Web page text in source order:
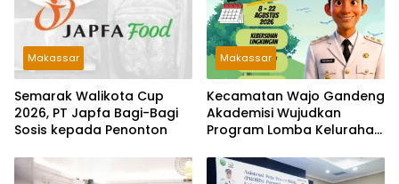
Makassar
Semarak Walikota Cup
2026, PT Japfa Bagi-Bagi
Sosis kepada Penonton
Makassar
Kecamatan Wajo Gandeng
Akademisi Wujudkan
Program Lomba Kelurahan